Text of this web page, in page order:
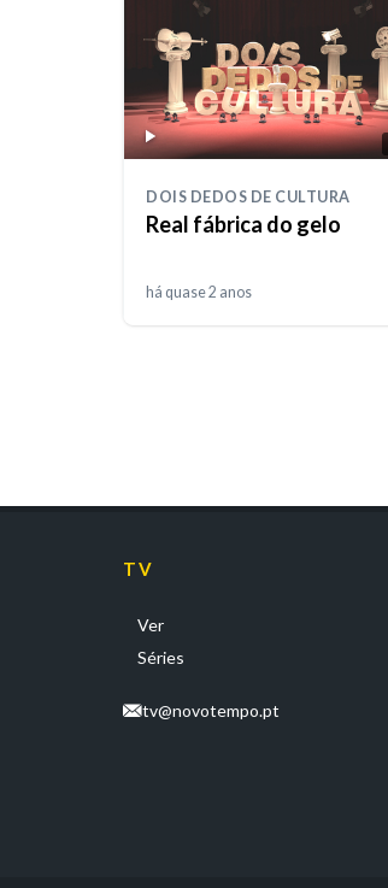
DOIS DEDOS DE CULTURA
Real fábrica do gelo
há quase 2 anos
TV
Ver
Séries
tv@novotempo.pt